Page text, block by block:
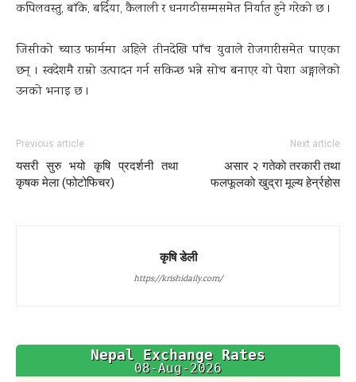
कपिलवस्तु, बाँके, बर्दिया, कैलाली र धनगढीसम्मसमेत निर्यात हुने गरेको छ ।
जिसीको च्याउ फार्ममा अहिले तीनदेखि पाँच युवाले रोजगारीसमेत पाएका
छन् । स्वदेशमै राम्रो उत्पादन गर्न सकिन्छ भन्ने सोच बनाएर यो पेशा अङ्गालेको
उनको भनाइ छ ।
Previous article
यसरी सुरु भयो कृषि प्रदर्शनी तथा
कृषक मेला (फोटोफिचर)
Next article
असार २ गतेकाे तरकारी तथा
फलफूलकाे खुद्रा मूल्य हेर्न्रहाेस
कृषि डेली
https://krishidaily.com/